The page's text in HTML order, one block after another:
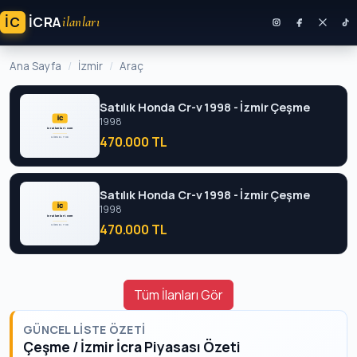
İC ICRAilanları
Ana Sayfa İzmir Araç
Satılık Honda Cr-v 1998 - İzmir Çeşme
1998
470.000 TL
Satılık Honda Cr-v 1998 - İzmir Çeşme
1998
470.000 TL
Tüm İlanları Gör
GÜNCEL LISTE ÖZETI
Çeşme / İzmir İcra Piyasası Özeti